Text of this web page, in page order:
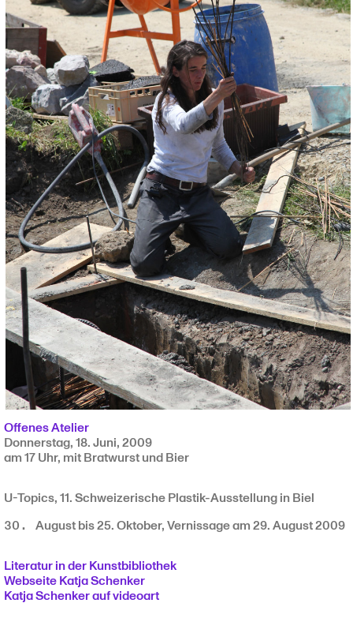
Offenes Atelier
Donnerstag, 18. Juni, 2009
am 17 Uhr, mit Bratwurst und Bier
U-Topics, 11. Schweizerische Plastik-Ausstellung in Biel
August bis 25. Oktober, Vernissage am 29. August 2009
Literatur in der Kunstbibliothek
Webseite Katja Schenker
Katja Schenker auf videoart